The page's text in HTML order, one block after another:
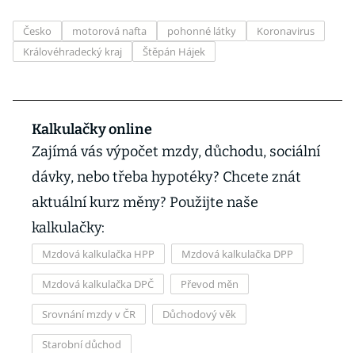
Česko motorová nafta pohonné látky
Koronavirus
Královéhradecký kraj
Štěpán Hájek
Kalkulačky online
Zajímá vás výpočet mzdy, důchodu, sociální
dávky, nebo třeba hypotéky? Chcete znát
aktuální kurz měny? Použijte naše
kalkulačky:
Mzdová kalkulačka HPP Mzdová kalkulačka DPP
Mzdová kalkulačka DPČ Převod měn
Srovnání mzdy v ČR Důchodový věk
Starobní důchod